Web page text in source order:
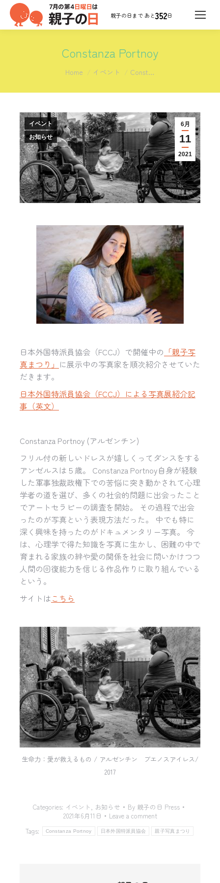
352日
Constanza Portnoy
You are here:
Home イベント Const…
6月
11
2021
イベント
お知らせ
日本外国特派員協会（FCCJ）で開催中の 「親子写
真まつり」 に展示中の写真家を順次紹介させていた
だきます。
日本外国特派員協会（FCCJ）による写真展紹介記
事（英文）
Constanza Portnoy (アルゼンチン)
フリル付の新しいドレスが嬉しくってダンスをする
アンゼルスは５歳。 Constanza Portnoy自身が経験
した軍事独裁政権下での苦悩に突き動かされて心理
学者の道を選び、多くの社会的問題に出会ったこと
でアートセラピーの調査を開始。 その過程で出会
ったのが写真という表現方法だった。 中でも特に
深く興味を持ったのがドキュメンタリー写真。 今
は、心理学で得た知識を写真に生かし、困難の中で
育まれる家族の絆や愛の関係を社会に問いかけつつ
人間の回復能力を信じる作品作りに取り組んでいる
という。
サイトはこちら
生命力：愛が救えるもの / アルゼンチン ブエノスアイレス/
2017
Categories: イベント , お知らせ By 親子の日 Press
2021年6月11日
Leave a comment
Tags:
Constanza Portnoy 日本外国特派員協会 親子写真まつり